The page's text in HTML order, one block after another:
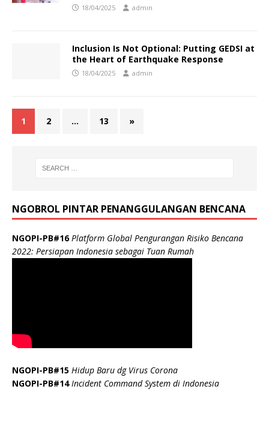
18/04/2025 admin
Inclusion Is Not Optional: Putting GEDSI at
the Heart of Earthquake Response
18/04/2025 admin
1 2 … 13 »
NGOBROL PINTAR PENANGGULANGAN BENCANA
NGOPI-PB#16 Platform Global Pengurangan Risiko Bencana
2022: Persiapan Indonesia sebagai Tuan Rumah
NGOPI-PB#15 Hidup Baru dg Virus Corona
NGOPI-PB#14 Incident Command System di Indonesia